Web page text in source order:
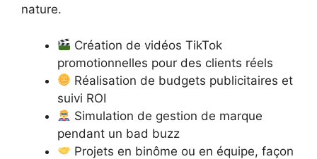
nature.
Création de vidéos TikTok
promotionnelles pour des clients réels
Réalisation de budgets publicitaires et
suivi ROI
Simulation de gestion de marque
pendant un bad buzz
Projets en binôme ou en équipe, façon